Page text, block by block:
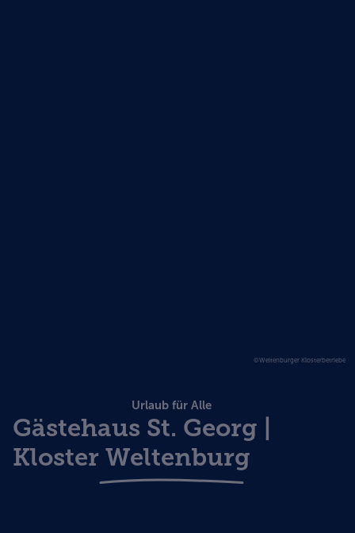
©Weltenburger Klosterbetriebe
Urlaub für Alle
Gästehaus St. Georg |
Kloster Weltenburg